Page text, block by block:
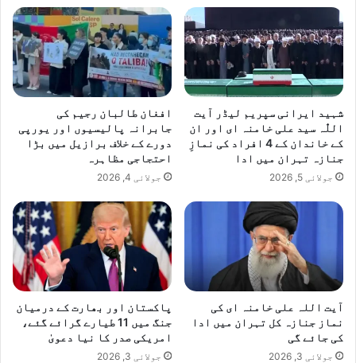
شہید ایرانی سپریم لیڈر آیت
اللّٰہ سید علی خامنہ ای اور ان
کے خاندان کے 4 افراد کی نمازِ
جنازہ تہران میں ادا
جولائی 5, 2026
افغان طالبان رجیم کی
جابرانہ پالیسیوں اور یورپی
دورے کے خلاف برازیل میں بڑا
احتجاجی مظاہرہ
جولائی 4, 2026
آیت اللہ علی خامنہ ای کی
نماز جنازہ کل تہران میں ادا
کی جائے گی
جولائی 3, 2026
پاکستان اور بھارت کے درمیان
جنگ میں 11 طیارے گرائے گئے،
امریکی صدر کا نیا دعویٰ
جولائی 3, 2026